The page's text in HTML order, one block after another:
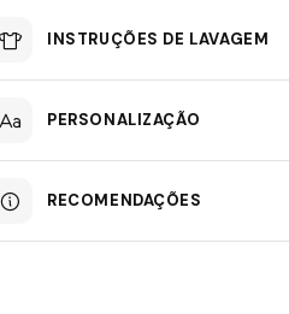
INSTRUÇÕES DE LAVAGEM
PERSONALIZAÇÃO
RECOMENDAÇÕES